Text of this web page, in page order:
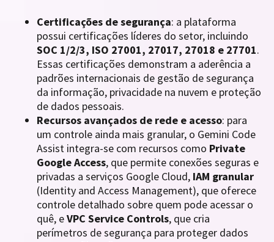
Certificações de segurança: a plataforma
possui certificações líderes do setor, incluindo
SOC 1/2/3, ISO 27001, 27017, 27018 e 27701.
Essas certificações demonstram a aderência a
padrões internacionais de gestão de segurança
da informação, privacidade na nuvem e proteção
de dados pessoais.
Recursos avançados de rede e acesso: para
um controle ainda mais granular, o Gemini Code
Assist integra-se com recursos como Private
Google Access, que permite conexões seguras e
privadas a serviços Google Cloud, IAM granular
(Identity and Access Management), que oferece
controle detalhado sobre quem pode acessar o
quê, eVPC Service Controls, que cria
perímetros de segurança para proteger dados